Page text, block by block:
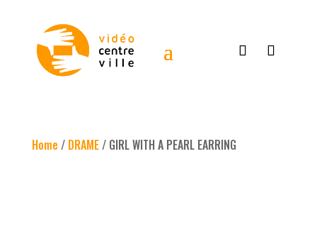
Home / DRAME/ GIRL WITH A PEARL EARRING